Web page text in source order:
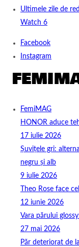
Ultimele zile de
Watch 6
Facebook
Instagram
FemiMAG
HONOR aduce
17 iulie 2026
Șuvițele gri:
negru și alb
9 iulie 2026
Theo Rose face
12 iunie 2026
Vara părului
27 mai 2026
Păr deteriorat de